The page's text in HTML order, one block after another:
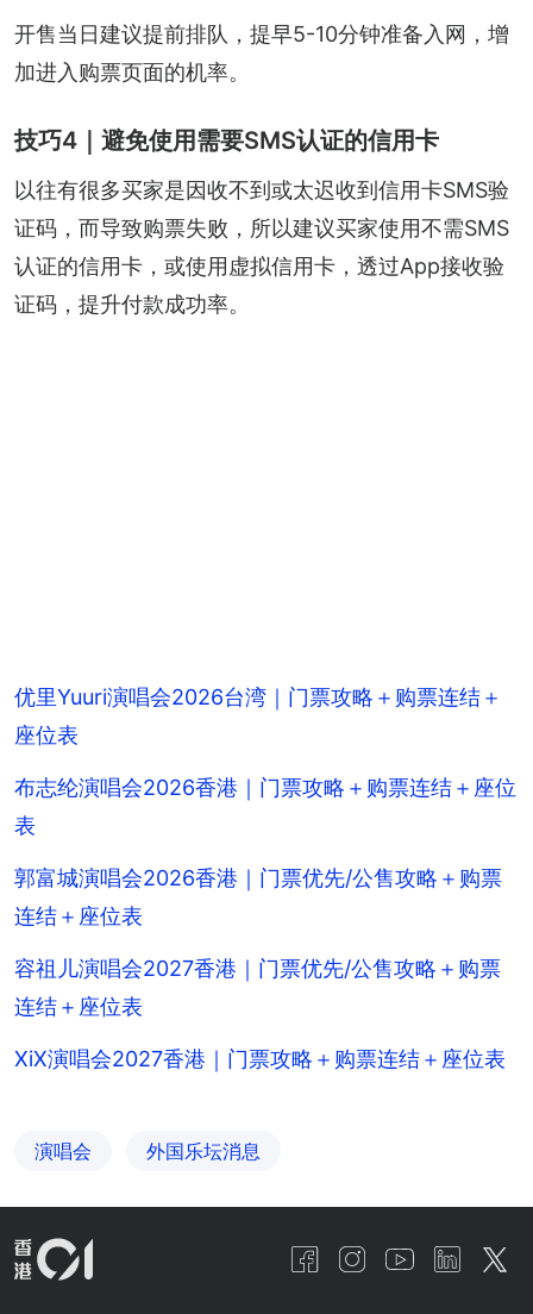
开售当日建议提前排队，提早5-10分钟准备入网，增
加进入购票页面的机率。
技巧4｜避免使用需要SMS认证的信用卡
以往有很多买家是因收不到或太迟收到信用卡SMS验
证码，而导致购票失败，所以建议买家使用不需SMS
认证的信用卡，或使用虚拟信用卡，透过App接收验
证码，提升付款成功率。
优里Yuuri演唱会2026台湾｜门票攻略＋购票连结＋
座位表
布志纶演唱会2026香港｜门票攻略＋购票连结＋座位
表
郭富城演唱会2026香港｜门票优先/公售攻略＋购票
连结＋座位表
容祖儿演唱会2027香港｜门票优先/公售攻略＋购票
连结＋座位表
XiX演唱会2027香港｜门票攻略＋购票连结＋座位表
演唱会 外国乐坛消息